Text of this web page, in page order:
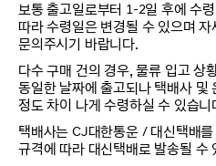
보통 출고일로부터 1-2일 후에 수
따라 수령일은 변경될 수 있으며
문의주시기 바랍니다.
다수 구매 건의 경우, 물류 입고 상
동일한 날짜에 출고되나 택배사 및
정도 차이 나게 수령하실 수 있습니
택배사는 CJ대한통운 / 대신택배
규격에 따라 대신택배로 발송될 수